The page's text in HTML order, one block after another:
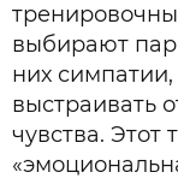
выбирают
них
выстраивать
чувства. Этот